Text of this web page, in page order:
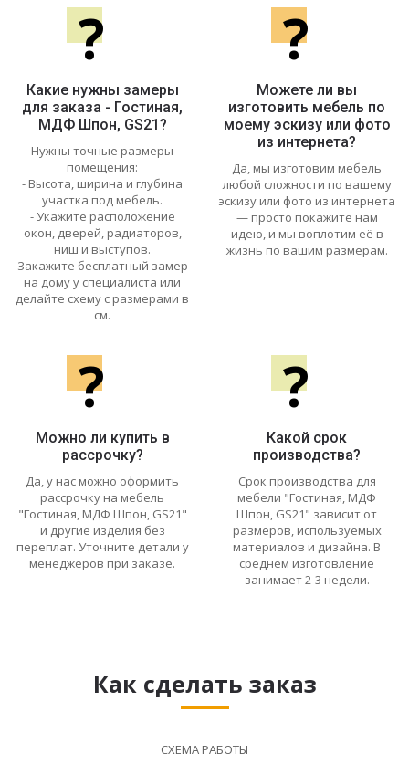
?
Какие нужны замеры
для заказа - Гостиная,
МДФ Шпон, GS21?
Нужны точные размеры
помещения:
- Высота, ширина и глубина
участка под мебель.
- Укажите расположение
окон, дверей, радиаторов,
ниш и выступов.
Закажите бесплатный замер
на дому у специалиста или
делайте схему с размерами в
см.
?
Можете ли вы
изготовить мебель по
моему эскизу или фото
из интернета?
Да, мы изготовим мебель
любой сложности по вашему
эскизу или фото из интернета
— просто покажите нам
идею, и мы воплотим её в
жизнь по вашим размерам.
?
Можно ли купить в
рассрочку?
Да, у нас можно оформить
рассрочку на мебель
"Гостиная, МДФ Шпон, GS21"
и другие изделия без
переплат. Уточните детали у
менеджеров при заказе.
?
Какой срок
производства?
Срок производства для
мебели "Гостиная, МДФ
Шпон, GS21" зависит от
размеров, используемых
материалов и дизайна. В
среднем изготовление
занимает 2-3 недели.
Как сделать заказ
СХЕМА РАБОТЫ